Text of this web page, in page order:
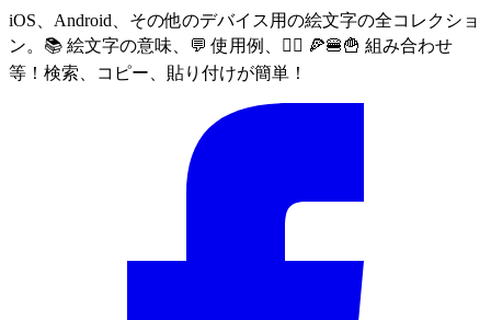
iOS、Android、その他のデバイス用の絵文字の全コレクショ
ン。📚 絵文字の意味、💬 使用例、🙅‍♀️ 🍕🍔🍟 組み合わせ
等！検索、コピー、貼り付けが簡単！